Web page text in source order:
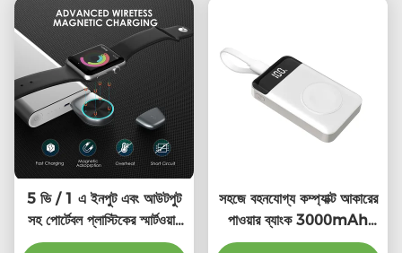
5 ভি / 1 এ ইনপুট এবং আউটপুট
সহ পোর্টেবল প্লাস্টিকের স্মার্টওয়াচ
পাওয়ার ব্যাংক
সহজে বহনযোগ্য কম্প্যাক্ট আকারের
পাওয়ার ব্যাংক 3000mAh
ইউনিভার্সাল সামঞ্জস্য